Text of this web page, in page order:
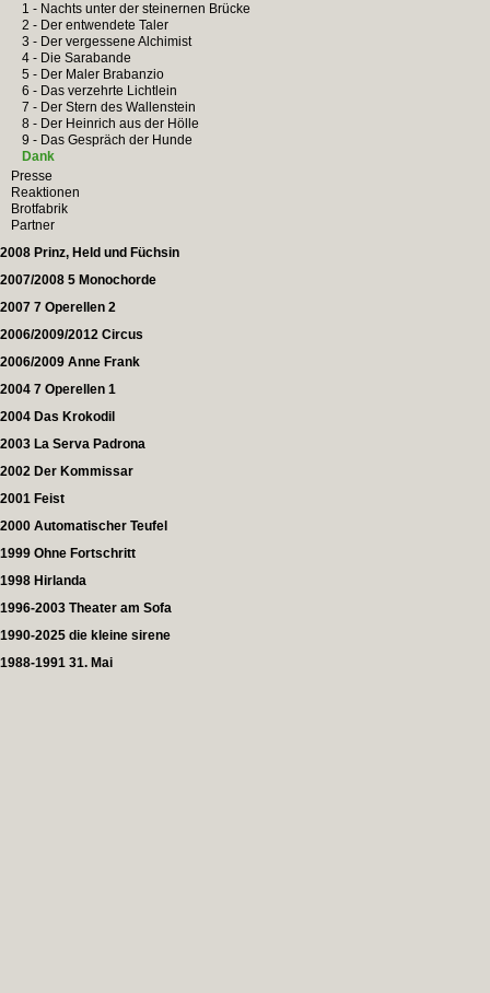
1 - Nachts unter der steinernen Brücke
2 - Der entwendete Taler
3 - Der vergessene Alchimist
4 - Die Sarabande
5 - Der Maler Brabanzio
6 - Das verzehrte Lichtlein
7 - Der Stern des Wallenstein
8 - Der Heinrich aus der Hölle
9 - Das Gespräch der Hunde
Dank
Presse
Reaktionen
Brotfabrik
Partner
2008 Prinz, Held und Füchsin
2007/2008 5 Monochorde
2007 7 Operellen 2
2006/2009/2012 Circus
2006/2009 Anne Frank
2004 7 Operellen 1
2004 Das Krokodil
2003 La Serva Padrona
2002 Der Kommissar
2001 Feist
2000 Automatischer Teufel
1999 Ohne Fortschritt
1998 Hirlanda
1996-2003 Theater am Sofa
1990-2025 die kleine sirene
1988-1991 31. Mai